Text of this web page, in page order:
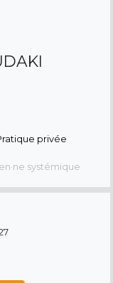
privée
systémique